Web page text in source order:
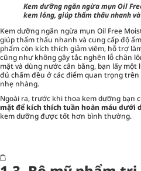
Kem dưỡng ngăn ngừa mụn Oil
kem lỏng, giúp thẩm thấu nhanh
Kem dưỡng ngăn ngừa mụn Oil Free
giúp thẩm thấu nhanh và cung cấp độ
phẩm còn kích thích giảm viêm, hỗ trợ
cũng như không gây tắc nghẽn lỗ chân
mặt và dùng nước cân bằng, bạn lấy
đủ chấm đều ở các điểm quan trọng
nhẹ nhàng.
Ngoài ra, trước khi thoa kem dưỡng bạn
mặt để kích thích tuần hoàn máu dưới
kem dưỡng được tốt hơn bình thường.